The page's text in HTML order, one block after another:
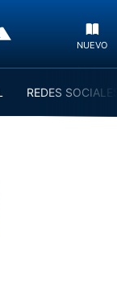
NUEVO
REDES